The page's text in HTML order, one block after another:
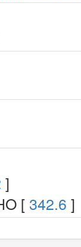
]
[ 342.6 ]